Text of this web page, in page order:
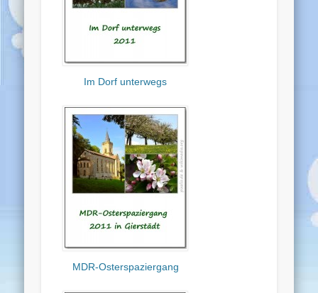
Im Dorf unterwegs
MDR-Osterspaziergang